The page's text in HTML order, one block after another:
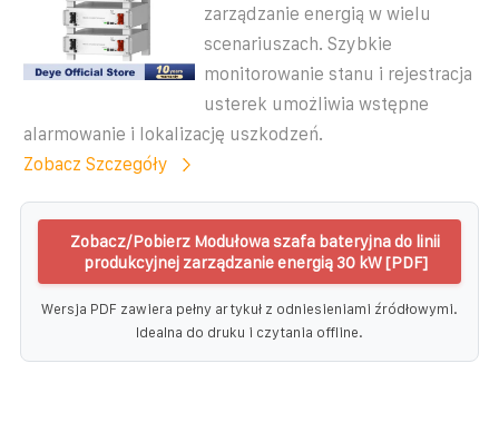
zarządzanie energią w wielu
scenariuszach. Szybkie
monitorowanie stanu i rejestracja
usterek umożliwia wstępne
alarmowanie i lokalizację uszkodzeń.
Zobacz Szczegóły
Zobacz/Pobierz Modułowa szafa bateryjna do linii
produkcyjnej zarządzanie energią 30 kW [PDF]
Wersja PDF zawiera pełny artykuł z odniesieniami źródłowymi.
Idealna do druku i czytania offline.